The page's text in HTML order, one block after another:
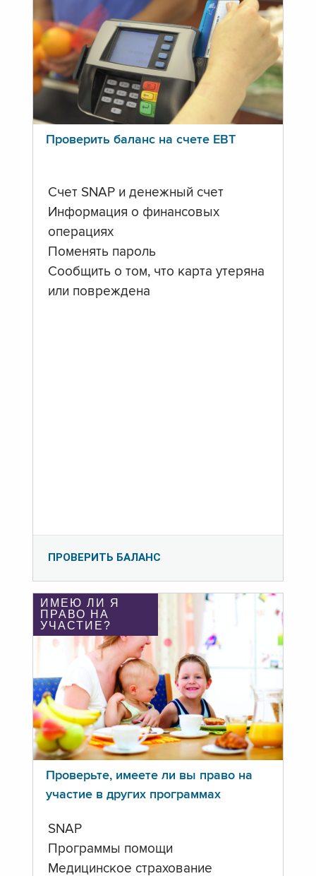
Проверить баланс на счете ЕВТ
Счет SNAP и денежный счет
Информация о финансовых
операциях
Поменять пароль
Сообщить о том, что карта утеряна
или повреждена
ПРОВЕРИТЬ БАЛАНС
ИМЕЮ ЛИ Я
ПРАВО НА
УЧАСТИЕ?
Проверьте, имеете ли вы право на
участие в других программах
SNAP
Программы помощи
Медицинское страхование